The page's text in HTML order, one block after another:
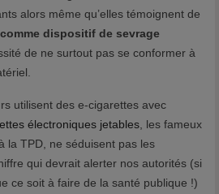
alors même qu’elles témoignent de
dispositif de sevrage
de ne surtout pas se conformer à
utilisent des e-cigarettes avec
électroniques jetables , les fameux
la TPD, ne séduisent pas les
qui devrait alerter nos autorités (si
ce soit à faire de la santé publique !)